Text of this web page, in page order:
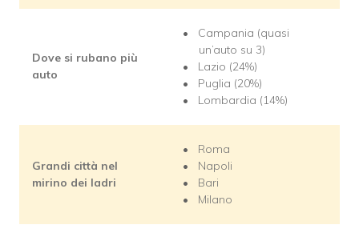
Dove si rubano più
auto
Campania (quasi
un’auto su 3)
Lazio (24%)
Puglia (20%)
Lombardia (14%)
Grandi città nel
mirino dei ladri
Roma
Napoli
Bari
Milano